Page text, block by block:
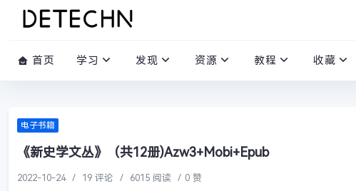
首页 学习 发现 资源 教程 收藏
电子书籍
《新史学文丛》（共12册)Azw3+Mobi+Epub
2022-10-24 / 19 评论 / 6015 阅读 / 0 赞